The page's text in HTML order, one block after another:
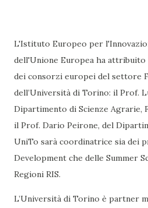
L'Istituto Europeo per
dell'Unione Europea ha
dei consorzi europei del settore
dell’Università di Torino: il Prof.
Dipartimento di Scienze Agrarie,
il Prof. Dario Peirone, del
UniTo sarà coordinatrice sia dei
Development che delle Summer
Regioni RIS.
L’Università di Torino è partner